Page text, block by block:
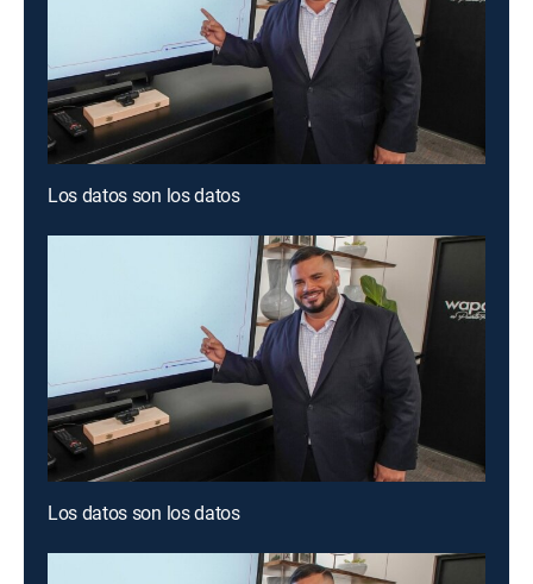
Los datos son los datos
Los datos son los datos